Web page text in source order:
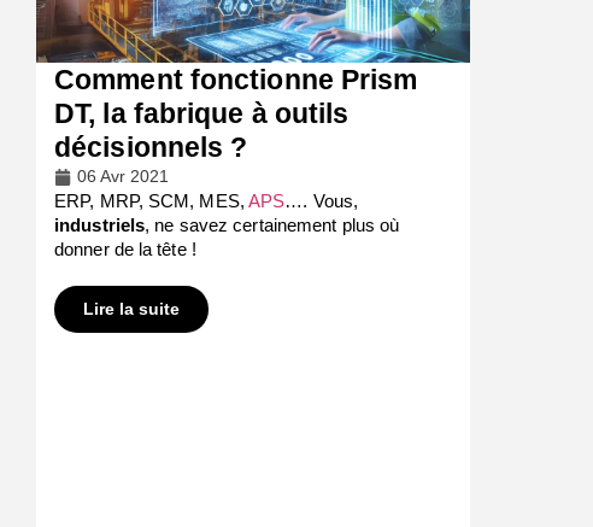
Comment fonctionne Prism
DT, la fabrique à outils
décisionnels ?
06 Avr 2021
ERP, MRP, SCM, MES,APS…. Vous,
industriels, ne savez certainement plus où
donner de la tête !
Lire la suite